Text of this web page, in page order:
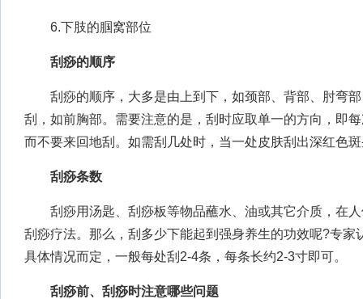
6.下肢的腘窝部位
刮痧的顺序
刮痧的顺序，大多是由上到下，如颈部、背部、肘弯部
刮，如前胸部。需要注意的是，刮时应取单一的方向，即
而不要来回地刮。如需刮几处时，当一处皮肤刮出深红色
刮痧条数
刮痧用汤匙、刮痧板等物品蘸水、油或其它介质，在人
刮痧疗法。那么，刮多少下能起到强身养生的功效呢?专家
具体情况而定，一般每处刮2-4条，每条长约2-3寸即可。
刮痧前、刮痧时注意哪些问题